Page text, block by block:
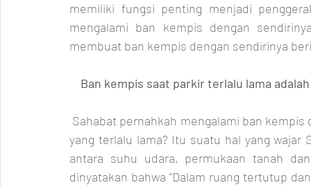
memiliki fungsi penting menjadi
mengalami ban kempis dengan
membuat ban kempis dengan sendirinya
Ban kempis saat parkir terlalu lama
yang terlalu lama? Itu suatu hal yang wajar
antara suhu udara, permukaan tanah
dinyatakan bahwa "Dalam ruang tertutup